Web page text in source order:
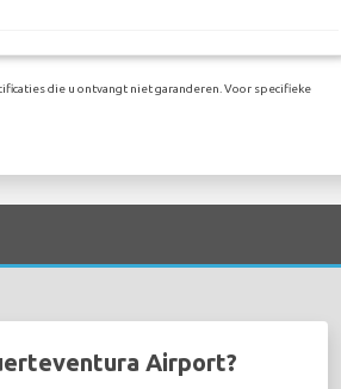
die u ontvangt niet garanderen. Voor specifieke
Airport?